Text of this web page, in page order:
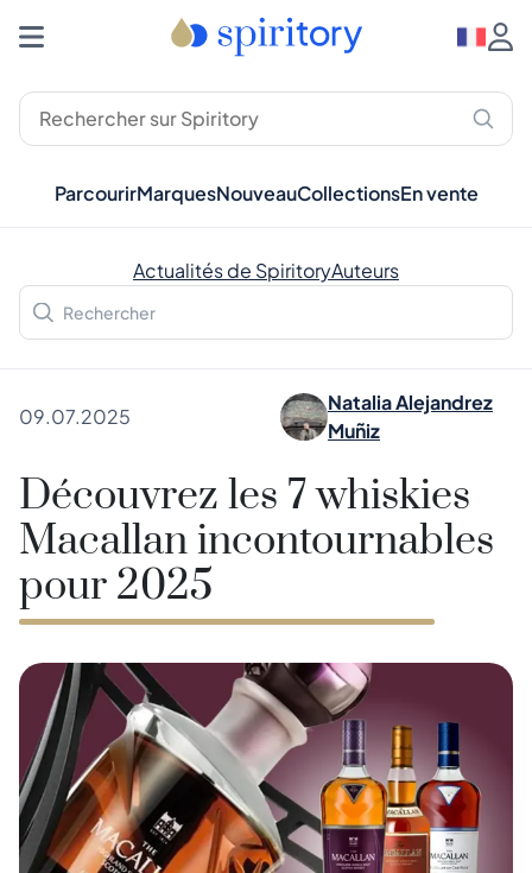
ParcourirMarquesNouveauCollectionsEn vente
Actualités de SpiritoryAuteurs
09.07.2025
Natalia Alejandrez
Muñiz
Découvrez les 7 whiskies
Macallan incontournables
pour 2025